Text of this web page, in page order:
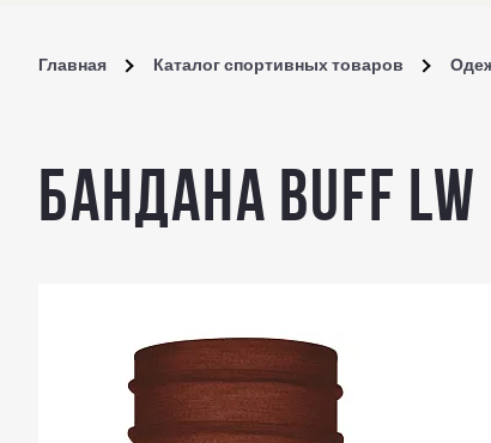
Главная Каталог спортивных товаров
Бандана Buff